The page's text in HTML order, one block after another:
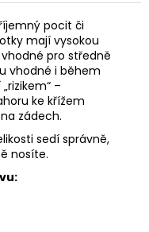
pocit či
mají vysokou
pro středně
vhodné i během
–
ke křížem
zádech.
sedí správně,
nosíte.